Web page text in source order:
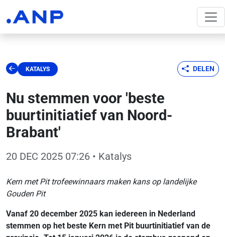
KATALYS DELEN
Nu stemmen voor 'beste
buurtinitiatief van Noord-
Brabant'
20 DEC 2025 07:26 • Katalys
Kern met Pit trofeewinnaars maken kans op landelijke
Gouden Pit
Vanaf 20 december 2025 kan iedereen in Nederland
stemmen op het beste Kern met Pit buurtinitiatief van de